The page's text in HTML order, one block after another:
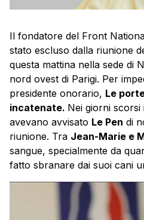
Il fondatore del Front
stato escluso dalla riunione
questa mattina nella sede di
nord ovest di Parigi. Per
presidente onorario, Le
incatenate. Nei giorni
avevano avvisato Le Pen di
riunione. Tra Jean-Marie e
sangue, specialmente da
fatto sbranare dai suoi cani